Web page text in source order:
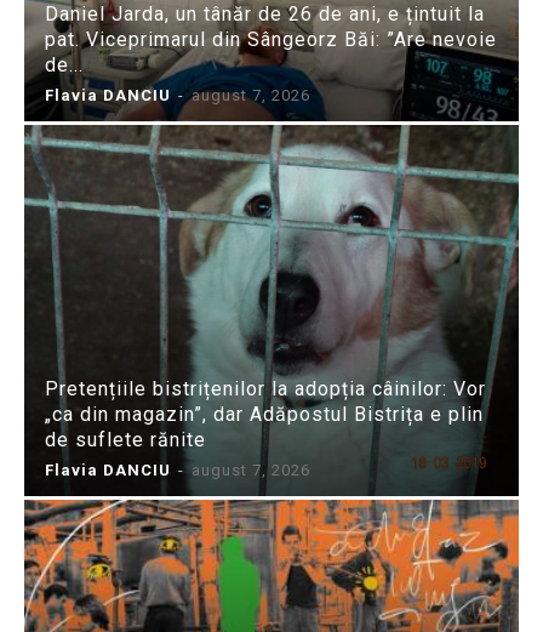
Daniel Jarda, un tânăr de 26 de ani, e țintuit la
pat. Viceprimarul din Sângeorz Băi: ”Are nevoie
de...
Flavia DANCIU - august 7, 2026
Pretențiile bistrițenilor la adopția câinilor: Vor
„ca din magazin”, dar Adăpostul Bistrița e plin
de suflete rănite
Flavia DANCIU - august 7, 2026